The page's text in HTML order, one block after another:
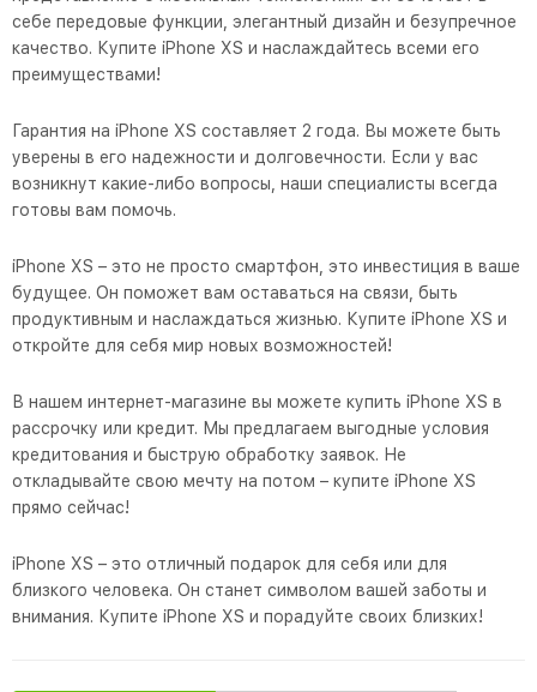
себе передовые функции, элегантный дизайн и безупречное
качество. Купите iPhone XS и наслаждайтесь всеми его
преимуществами!
Гарантия на iPhone XS составляет 2 года. Вы можете быть
уверены в его надежности и долговечности. Если у вас
возникнут какие-либо вопросы, наши специалисты всегда
готовы вам помочь.
iPhone XS – это не просто смартфон, это инвестиция в ваше
будущее. Он поможет вам оставаться на связи, быть
продуктивным и наслаждаться жизнью. Купите iPhone XS и
откройте для себя мир новых возможностей!
В нашем интернет-магазине вы можете купить iPhone XS в
рассрочку или кредит. Мы предлагаем выгодные условия
кредитования и быструю обработку заявок. Не
откладывайте свою мечту на потом – купите iPhone XS
прямо сейчас!
iPhone XS – это отличный подарок для себя или для
близкого человека. Он станет символом вашей заботы и
внимания. Купите iPhone XS и порадуйте своих близких!